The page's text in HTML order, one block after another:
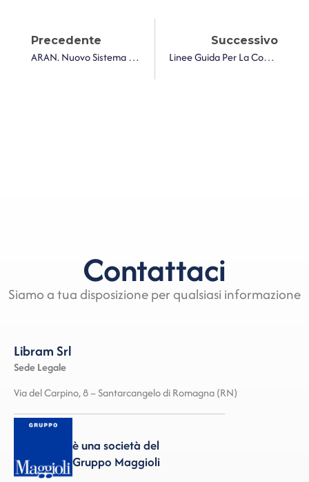
Precedente
ARAN. Nuovo Sistema Di Graduazione Di Posizione Per I Segretari Comunali E Provinciali: Tempistiche E Regole Transitorie
Successivo
Linee Guida Per La Contabilizzazione Dei Lavori Stradali Comunali Da Parte Di Un’Unione
Contattaci
Siamo a tua disposizione per qualsiasi informazione
Libram Srl
Sede Legale
Via del Carpino, 8 – Santarcangelo di Romagna (RN)
è una società del
Gruppo Maggioli